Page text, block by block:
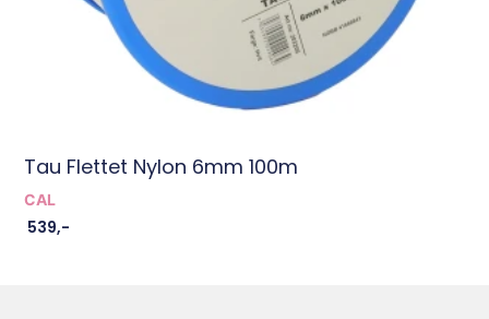
Tau Flettet Nylon 6mm 100m
CAL
539,-